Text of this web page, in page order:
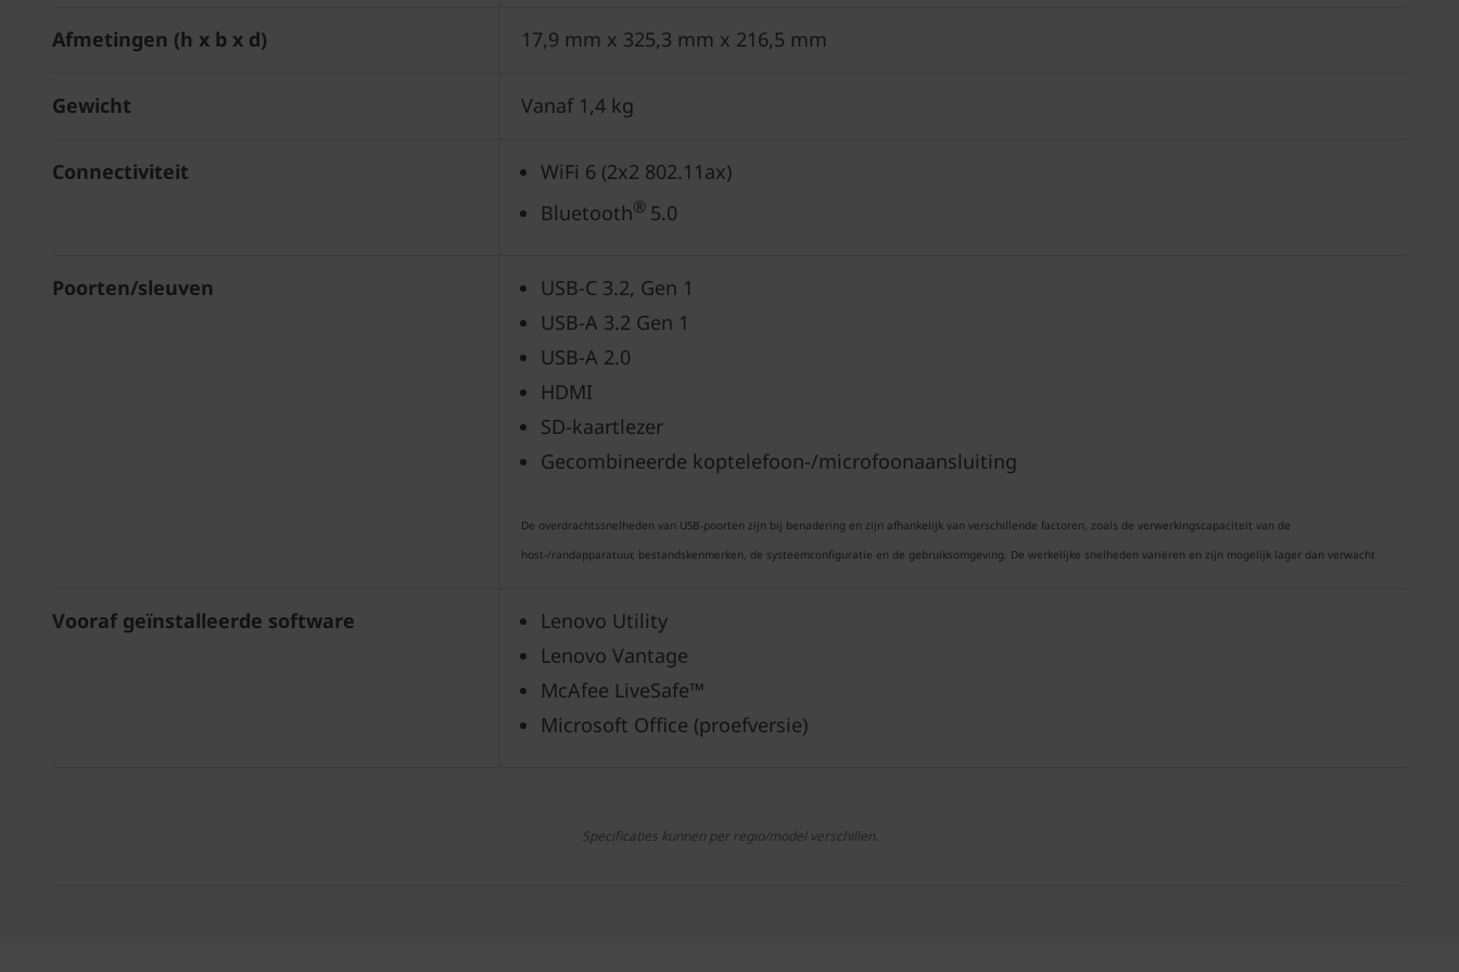
Afmetingen (h x b x d) 17,9 mm x 325,3 mm x 216,5 mm
Gewicht Vanaf 1,4 kg
Connectiviteit
WiFi 6 (2x2 802.11ax)
Bluetooth® 5.0
Poorten/sleuven
USB-C 3.2, Gen 1
USB-A 3.2 Gen 1
USB-A 2.0
HDMI
SD-kaartlezer
Gecombineerde koptelefoon-/microfoonaansluiting
De overdrachtssnelheden van USB-poorten zijn bij benadering en zijn afhankelijk van verschillende factoren, zoals de verwerkingscapaciteit van de
host-/randapparatuur, bestandskenmerken, de systeemconfiguratie en de gebruiksomgeving. De werkelijke snelheden variëren en zijn mogelijk lager dan verwacht
Vooraf geïnstalleerde software
Lenovo Utility
Lenovo Vantage
McAfee LiveSafe™
Microsoft Office (proefversie)
Specificaties kunnen per regio/model verschillen.